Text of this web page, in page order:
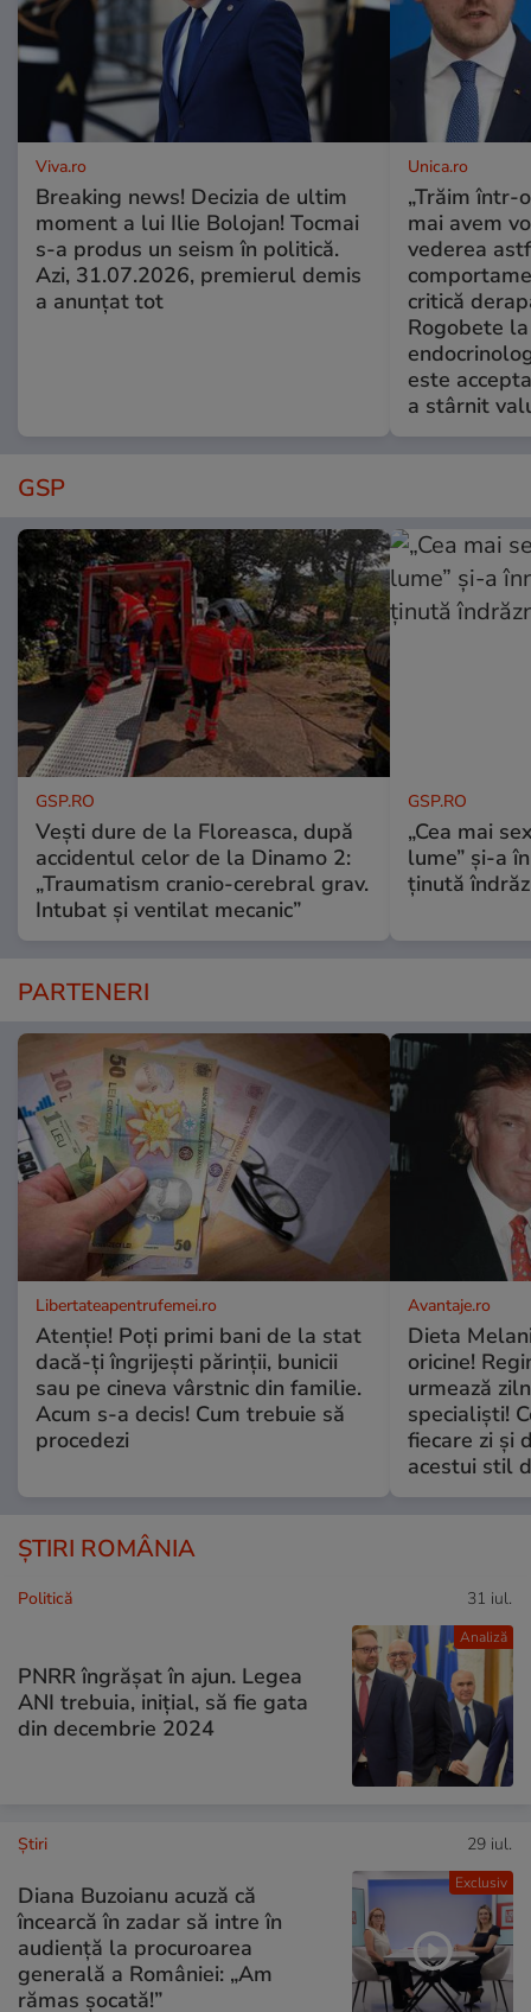
Viva.ro
Breaking news! Decizia de ultim
moment a lui Ilie Bolojan! Tocmai
s-a produs un seism în politică.
Azi, 31.07.2026, premierul demis
a anunțat tot
Unica.ro
„Trăim într-
mai avem
vederea
critică
Rogobete
este
a stârnit
GSP
GSP.RO
Vești dure de la Floreasca, după
accidentul celor de la Dinamo 2:
„Traumatism cranio-cerebral grav.
Intubat și ventilat mecanic”
GSP.RO
„Cea mai
lume” și-a
ținută
PARTENERI
Libertateapentrufemei.ro
Atenție! Poți primi bani de la stat
dacă-ți îngrijești părinții, bunicii
sau pe cineva vârstnic din familie.
Acum s-a decis! Cum trebuie să
procedezi
Avantaje.ro
Dieta
oricine!
urmează
specialiști!
fiecare zi și
acestui stil
ȘTIRI ROMÂNIA
Analiză
Politică 31 iul.
PNRR îngrășat în ajun. Legea
ANI trebuia, inițial, să fie gata
din decembrie 2024
Exclusiv
Ştiri 29 iul.
Diana Buzoianu acuză că
încearcă în zadar să intre în
audiență la procuroarea
generală a României: „Am
rămas șocată!”